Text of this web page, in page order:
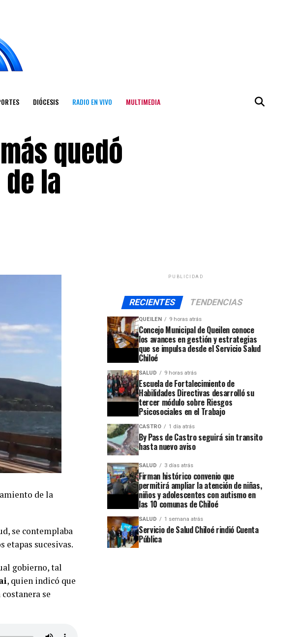
DIÓCESIS RADIO EN VIVO MULTIMEDIA
quedó
la
de la
se contemplaba
etapas sucesivas.
gobierno, tal
, quien indicó que
se
PUBLICIDAD
RECIENTES TENDENCIAS
QUEILEN 9 horas atrás
Concejo Municipal de Queilen conoce
los avances en gestión y estrategias
que se impulsa desde el Servicio Salud
Chiloé
SALUD 9 horas atrás
Escuela de Fortalecimiento de
Habilidades Directivas desarrolló su
tercer módulo sobre Riesgos
Psicosociales en el Trabajo
CASTRO 1 día atrás
By Pass de Castro seguirá sin transito
hasta nuevo aviso
SALUD 3 días atrás
Firman histórico convenio que
permitirá ampliar la atención de niñas,
niños y adolescentes con autismo en
las 10 comunas de Chiloé
SALUD 1 semana atrás
Servicio de Salud Chiloé rindió Cuenta
Pública